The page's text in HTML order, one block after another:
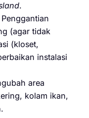
.
Penggantian
(agar tidak
(kloset,
instalasi
area
kolam ikan,